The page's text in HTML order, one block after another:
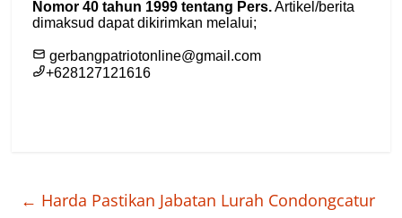
← Harda Pastikan Jabatan Lurah Condongcatur